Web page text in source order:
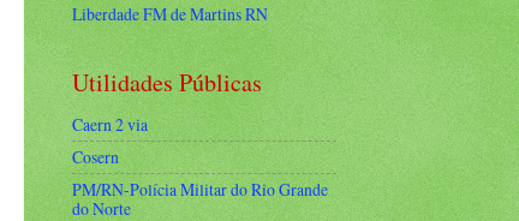
Liberdade FM de Martins RN
Utilidades Públicas
Caern 2 via
Cosern
PM/RN-Polícia Militar do Rio Grande
do Norte